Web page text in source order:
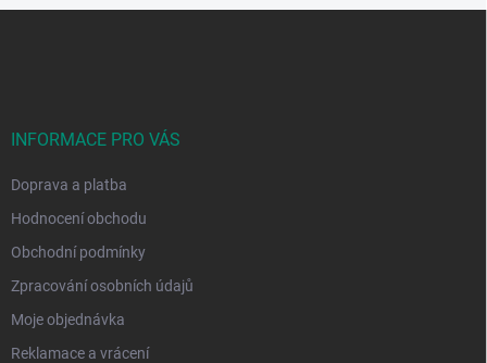
INFORMACE PRO VÁS
Doprava a platba
Hodnocení obchodu
Obchodní podmínky
Zpracování osobních údajů
Moje objednávka
Reklamace a vrácení